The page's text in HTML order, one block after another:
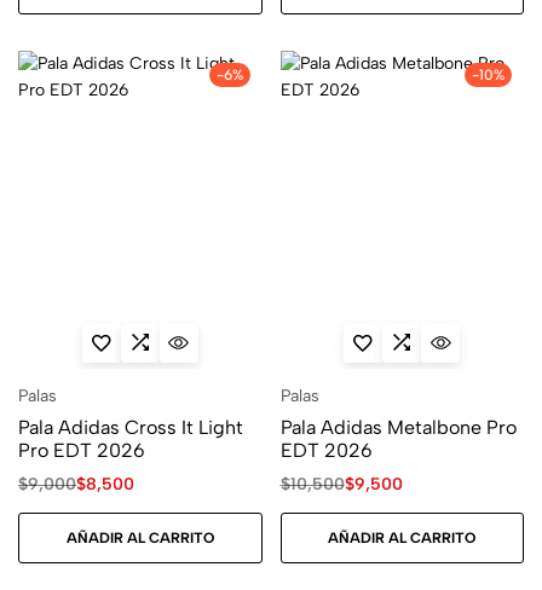
-6%
Palas
Pala Adidas Cross It Light
Pro EDT 2026
$9,000$8,500
AÑADIR AL CARRITO
-10%
Palas
Pala Adidas Metalbone Pro
EDT 2026
$10,500$9,500
AÑADIR AL CARRITO